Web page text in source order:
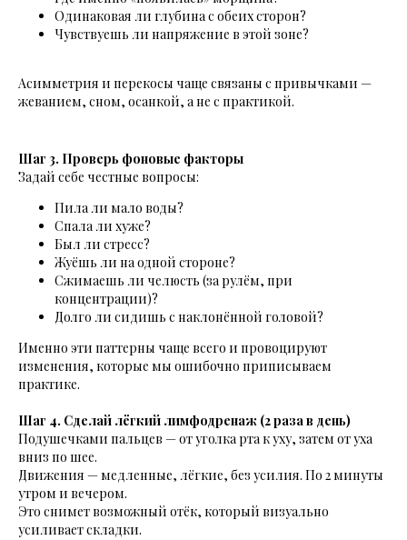
Одинаковая ли глубина с обеих сторон?
Чувствуешь ли напряжение в этой зоне?
Асимметрия и перекосы чаще связаны с привычками —
жеванием, сном, осанкой, а не с практикой.
Шаг 3. Проверь фоновые факторы
Задай себе честные вопросы:
Пила ли мало воды?
Спала ли хуже?
Был ли стресс?
Жуёшь ли на одной стороне?
Сжимаешь ли челюсть (за рулём, при
концентрации)?
Долго ли сидишь с наклонённой головой?
Именно эти паттерны чаще всего и провоцируют
изменения, которые мы ошибочно приписываем
практике.
Шаг 4. Сделай лёгкий лимфодренаж (2 раза в день)
Подушечками пальцев — от уголка рта к уху, затем от уха
вниз по шее.
Движения — медленные, лёгкие, без усилия. По 2 минуты
утром и вечером.
Это снимет возможный отёк, который визуально
усиливает складки.